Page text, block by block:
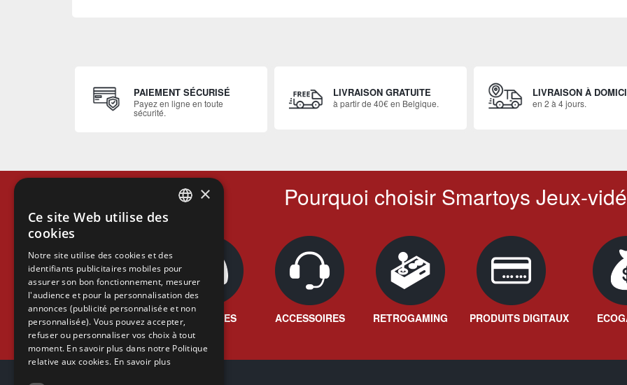
PAIEMENT SÉCURISÉ
Payez en ligne en toute
sécurité.
LIVRAISON GRATUITE
à partir de 40€ en Belgique.
LIVRAISON À
en 2 à 4 jours.
Pourquoi choisir Smartoys Jeux-
JEUX VIDÉO CONSOLES ACCESSOIRES RETROGAMING PRODUITS DIGITAUX
ENGLISH
×
Ce site Web utilise des
cookies
Notre site utilise des cookies et des
identifiants publicitaires mobiles pour
assurer son bon fonctionnement, mesurer
l'audience et pour la personnalisation des
annonces (publicité personnalisée et non
personnalisée). Vous pouvez accepter,
refuser ou personnaliser vos choix à tout
moment. En savoir plus dans notre Politique
relative aux cookies. En savoir plus